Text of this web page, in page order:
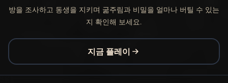
방을 조사하고 동생을 지키며 굶주림과 비밀을 얼마나 버틸 수 있는
지 확인해 보세요.
지금 플레이